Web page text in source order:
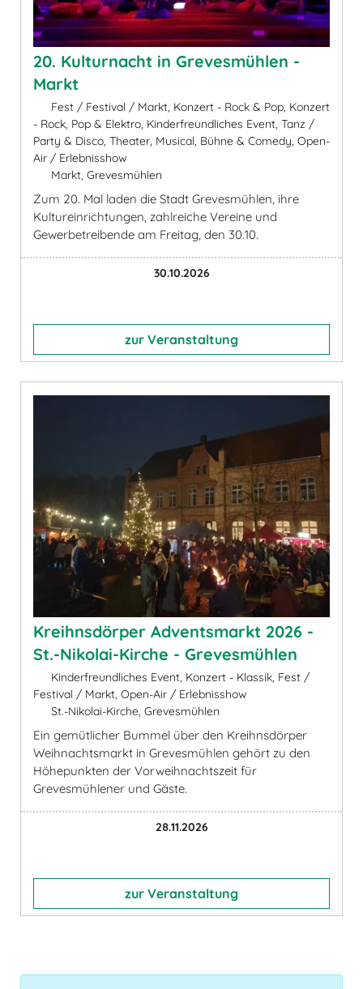
20. Kulturnacht in Grevesmühlen -
Markt
Fest / Festival / Markt, Konzert - Rock & Pop, Konzert
- Rock, Pop & Elektro, Kinderfreundliches Event, Tanz /
Party & Disco, Theater, Musical, Bühne & Comedy, Open-
Air / Erlebnisshow
Markt, Grevesmühlen
Zum 20. Mal laden die Stadt Grevesmühlen, ihre
Kultureinrichtungen, zahlreiche Vereine und
Gewerbetreibende am Freitag, den 30.10.
30.10.2026
zur Veranstaltung
Kreihnsdörper Adventsmarkt 2026 -
St.-Nikolai-Kirche - Grevesmühlen
Kinderfreundliches Event, Konzert - Klassik, Fest /
Festival / Markt, Open-Air / Erlebnisshow
St.-Nikolai-Kirche, Grevesmühlen
Ein gemütlicher Bummel über den Kreihnsdörper
Weihnachtsmarkt in Grevesmühlen gehört zu den
Höhepunkten der Vorweihnachtszeit für
Grevesmühlener und Gäste.
28.11.2026
zur Veranstaltung